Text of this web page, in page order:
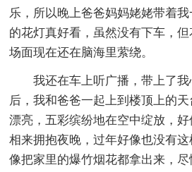
乐，所以晚上爸爸妈妈姥姥带着
的花灯真好看，虽然没有下车，
场面现在还在脑海里萦绕。
我还在车上听广播，带上了
后，我和爸爸一起上到楼顶上的
漂亮，五彩缤纷地在空中绽放，
相来拥抱夜晚，过年好像也没有
像把家里的爆竹烟花都拿出来，